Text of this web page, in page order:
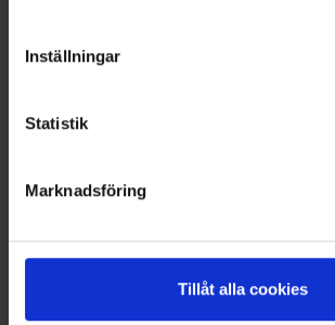
Inställningar
Statistik
Marknadsföring
Tillåt alla cookies
Dogman
Från40 kr 229 kr